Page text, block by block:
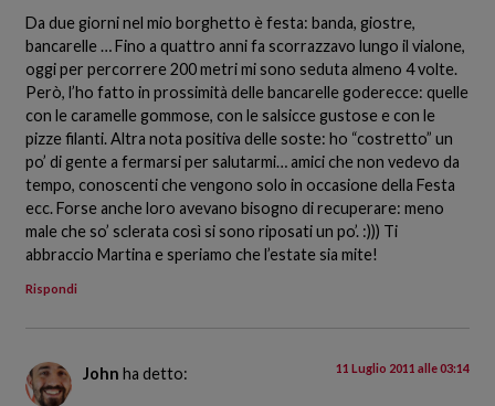
Da due giorni nel mio borghetto è festa: banda, giostre,
bancarelle … Fino a quattro anni fa scorrazzavo lungo il vialone,
oggi per percorrere 200 metri mi sono seduta almeno 4 volte.
Però, l’ho fatto in prossimità delle bancarelle goderecce: quelle
con le caramelle gommose, con le salsicce gustose e con le
pizze filanti. Altra nota positiva delle soste: ho “costretto” un
po’ di gente a fermarsi per salutarmi… amici che non vedevo da
tempo, conoscenti che vengono solo in occasione della Festa
ecc. Forse anche loro avevano bisogno di recuperare: meno
male che so’ sclerata così si sono riposati un po’. :))) Ti
abbraccio Martina e speriamo che l’estate sia mite!
Rispondi
John ha detto: 11 Luglio 2011 alle 03:14